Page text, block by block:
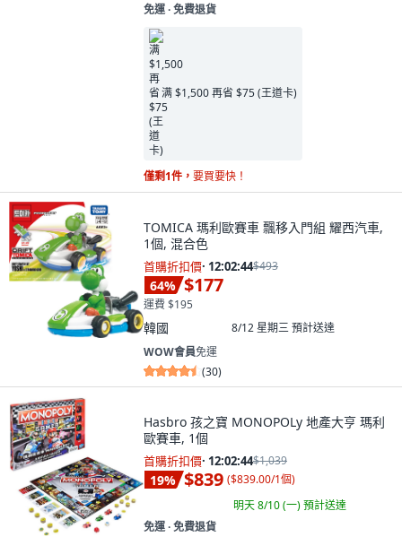
免運 ∙ 免費退貨
满 $1,500 再省 $75 (王道卡)
僅剩1件， 要買要快！
TOMICA 瑪利歐賽車 飄移入門組 耀西汽車,
1個, 混合色
首購折扣價· 12:02:43$493
64% $177
運費 $195
韓國 8/12 星期三預計送達
WOW會員免運
(30)
Hasbro 孩之寶 MONOPOLy 地產大亨 瑪利
歐賽車, 1個
首購折扣價· 12:02:43$1,039
19% $839 ($839.00/1個)
明天 8/10 (一)預計送達
免運 ∙ 免費退貨